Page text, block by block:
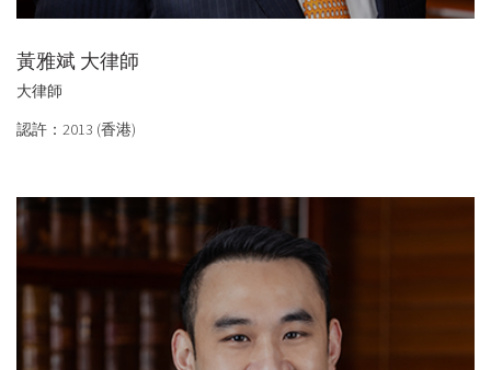
黃雅斌 大律師
大律師
認許：2013 (香港)